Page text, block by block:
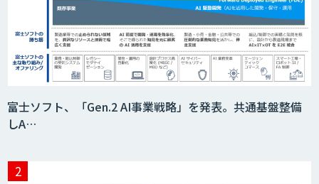
富士ソフト、「Gen.2 AI事業戦略」を発表。共通基盤整備
しA…